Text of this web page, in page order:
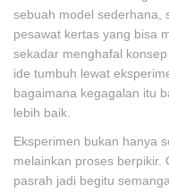
sebuah model sederhana,
pesawat kertas yang bisa
sekadar menghafal
ide tumbuh lewat
bagaimana kegagalan itu
lebih baik.
Eksperimen bukan hanya
melainkan proses berpikir.
pasrah jadi begitu